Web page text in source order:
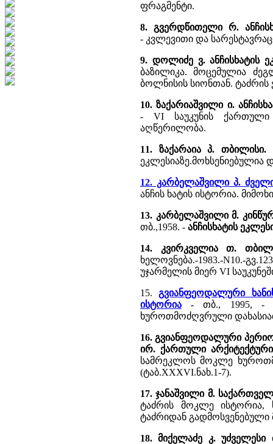
ფრაგმენტი.
8. გვერდწითელი რ.
- კვლევითი და
9. დოლიძე ვ. ანჩისხატის
ბაზილიკა. მოცემულია
ბოლნისის სიონთან.
10. ზაქარიაშვილი ი.
- VI საუკუნის ქართული
აღწერილობა.
11. ზაქარაია პ. თბილისი.
ეკლესიაზე.მოხსენიებულია
12. კარბელაშვილი პ.
ანჩის ხატის ისტორია.
13. კარბელაშვილი მ.
თბ.,1958. - ანჩისხატის
14. კვირკველია თ.
ხელოვნება.-1983.-N10.-
უჯარმელის მიერ VI
15.გვიანფეოდალური
ისტორია - თბ., 1995, -
ხუროთმოძღვრული
16. გვიანფეოდალური
ირ. ქართული
სამრეკლოს მოკლე
(ტაბ.XXXVI.ნახ.1-7).
17. ჯანაშვილი მ.
ტაძრის მოკლე ისტორია,
ტაძრიდან გადმოსვენებული
18. მიქელაძე კ. უძველესი